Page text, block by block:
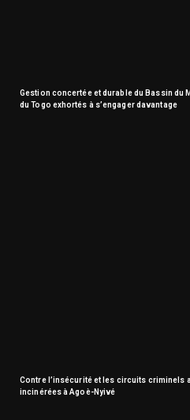
Gestion concertée et durable du Bassin du
du Togo exhortés à s’engager davantage
Contre l’insécurité et les circuits criminels
incinérées à Agoè-Nyivé